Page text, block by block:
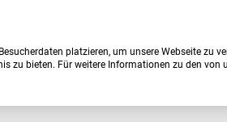
platzieren, um unsere Webseite zu
zu bieten. Für weitere Informationen zu den von